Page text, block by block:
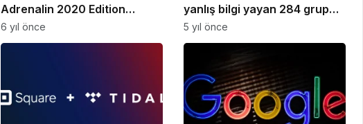
Adrenalin 2020 Edition
Güncellemesi Yayınlandı!
6 yıl önce
yanlış bilgi yayan 284 grup
buldu
5 yıl önce